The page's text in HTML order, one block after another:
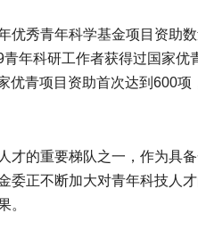
秀青年科学基金项目资助数
年科研工作者获得过国家
优青项目资助首次达到600
的重要梯队之一，作为具备
委正不断加大对青年科技人
。